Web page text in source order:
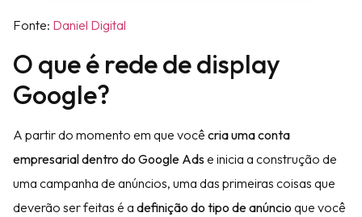
Fonte: Daniel Digital
O que é rede de display
Google?
A partir do momento em que você cria uma conta
empresarial dentro do Google Adse inicia a construção de
uma campanha de anúncios, uma das primeiras coisas que
deverão ser feitas é a definição do tipo de anúncio que você